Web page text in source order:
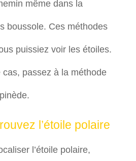
même dans la
boussole. Ces méthodes
puissiez voir les étoiles.
cas, passez à la méthode
l’étoile polaire
l’étoile polaire,